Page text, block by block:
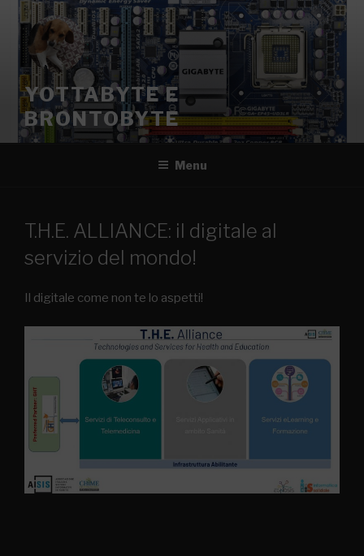
YOTTABYTE E
BRONTOBYTE
Menu
T.H.E. ALLIANCE: il digitale al
servizio del mondo!
Il digitale come non te lo aspetti!